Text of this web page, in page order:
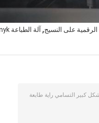
على النسيج, آلة الطباعة cmyk